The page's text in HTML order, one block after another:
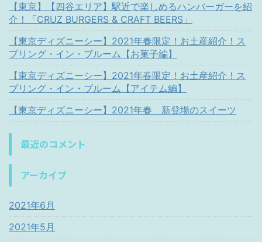
【東京】【四谷エリア】駅近で楽しめるハンバーガーを紹
介！「CRUZ BURGERS & CRAFT BEERS」
【東京ディズニーシー】2021年春限定！お土産紹介！ス
プリング・イン・ブルーム【お菓子編】
【東京ディズニーシー】2021年春限定！お土産紹介！ス
プリング・イン・ブルーム【アイテム編】
【東京ディズニーシー】2021年春 新登場のスイーツ
最近のコメント
アーカイブ
2021年6月
2021年5月